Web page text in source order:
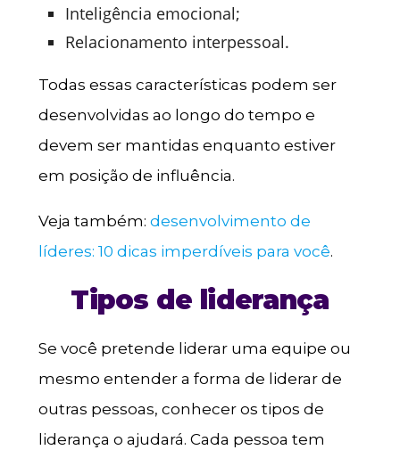
Inteligência emocional;
Relacionamento interpessoal.
Todas essas características podem ser
desenvolvidas ao longo do tempo e
devem ser mantidas enquanto estiver
em posição de influência.
Veja também: desenvolvimento de
líderes: 10 dicas imperdíveis para você.
Tipos de liderança
Se você pretende liderar uma equipe ou
mesmo entender a forma de liderar de
outras pessoas, conhecer os tipos de
liderança o ajudará. Cada pessoa tem